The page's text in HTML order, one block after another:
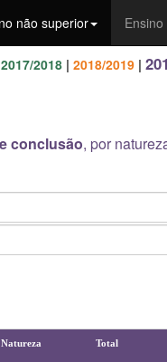
não superior
2017/2018| 2018/2019|
conclusão, por
Natureza Total